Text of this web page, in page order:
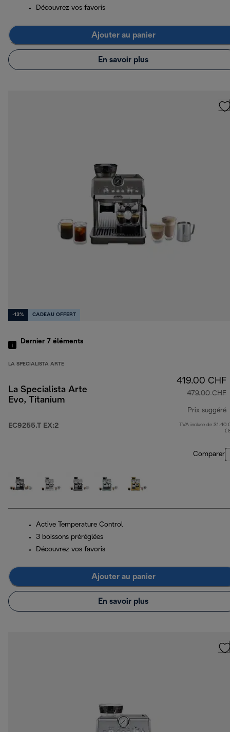
Découvrez vos favoris
Ajouter au panier
En savoir plus
-13% CADEAU OFFERT
Dernier 7 éléments
LA SPECIALISTA ARTE
La Specialista Arte
Evo, Titanium
EC9255.T EX:2
419.00 CHF
479.00 CHF
Prix suggéré
TVA incluse de 31.40
(
Comparer
Active Temperature Control
3 boissons préréglées
Découvrez vos favoris
Ajouter au panier
En savoir plus